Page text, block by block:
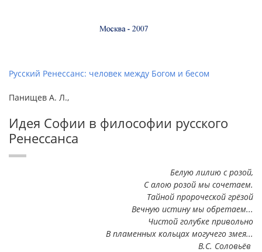
Русский Ренессанс: человек между Богом и бесом
Панищев А. Л.,
Идея Софии в философии русского
Ренессанса
Белую лилию с розой,
С алою розой мы сочетаем.
Тайной пророческой грёзой
Вечную истину мы обретаем...
Чистой голубке привольно
В пламенных кольцах могучего змея...
В.С. Соловьёв